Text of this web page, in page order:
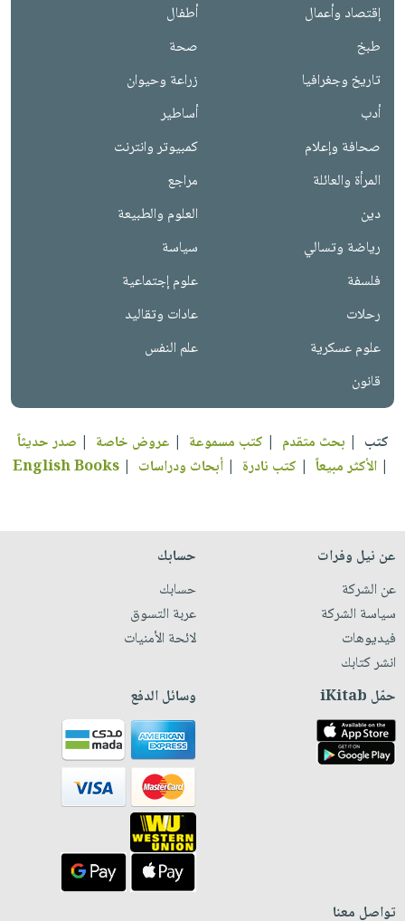
إقتصاد وأعمال
أطفال
طبخ
صحة
تاريخ وجغرافيا
زراعة وحيوان
أدب
أساطير
صحافة وإعلام
كمبيوتر وانترنت
المرأة والعائلة
مراجع
دين
العلوم والطبيعة
رياضة وتسالي
سياسة
فلسفة
علوم إجتماعية
رحلات
عادات وتقاليد
علوم عسكرية
علم النفس
قانون
كتب | بحث متقدم | كتب مسموعة | عروض خاصة | صدر حديثاً
| الأكثر مبيعاً | كتب نادرة | أبحاث ودراسات |
English Books
عن نيل وفرات
عن الشركة
سياسة الشركة
فيديوهات
انشر كتابك
حسابك
حسابك
عربة التسوق
لائحة الأمنيات
حمّل iKitab وسائل الدفع
تواصل معنا